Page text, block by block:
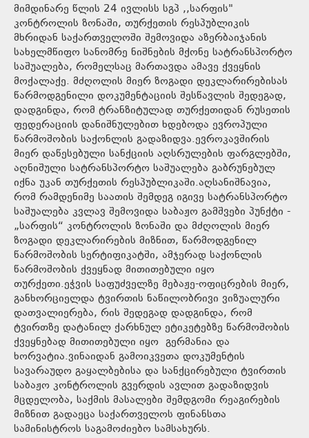
მიმდინარე წლის 24 ივლისს სგპ ,,სარფის"
კონტროლის ზონაში, თურქეთის რესპუბლიკის
მხრიდან საქართველოში შემოვიდა აზერბაიჯანის
სახელმწიფო სანომრე ნიშნების მქონე სატრანსპორტო
საშუალება, რომელსაც მართავდა ამავე ქვეყნის
მოქალაქე. მძღოლის მიერ ზოგადი დეკლარირებისას
წარმოდგენილი დოკუმენტაციის შესწავლის შედეგად,
დადგინდა, რომ ტრანზიტულად თურქეთიდან რუსეთის
ფედერაციის დანიშნულებით ხდებოდა ევროპული
წარმოშობის საქონლის გადაზიდვა.ევროკავშირის
მიერ დაწესებული სანქციის აღსრულების ფარგლებში,
აღნიშული სატრანსპორტო საშუალება გაბრუნებულ
იქნა უკან თურქეთის რესპუბლიკაში.აღსანიშნავია,
რომ რამდენიმე საათის შემდეგ იგივე სატრანსპორტო
საშუალება კვლავ შემოვიდა საბაჟო გამშვები პუნქტი -
„სარფის“ კონტროლის ზონაში და მძღოლის მიერ
ზოგადი დეკლარირების მიზნით, წარმოდგენილ
წარმოშობის სერტიფიკატში, ამჯერად საქონლის
წარმოშობის ქვეყნად მითითებული იყო
თურქეთი.ეჭვის საფუძველზე მებაჟე-ოფიცრების მიერ,
განხორციელდა ტვირთის ნაწილობრივი ვიზუალური
დათვალიერება, რის შედეგად დადგინდა, რომ
ტვირთზე დატანილ ქარხნულ ეტიკეტებზე წარმოშობის
ქვეყნებად მითითებული იყო გერმანია და
ხორვატია.ვინაიდან გამოიკვეთა დოკუმენტის
სავარაუდო გაყალბებისა და სანქცირებული ტვირთის
საბაჟო კონტროლის გვერდის ავლით გადაზიდვის
მცდელობა, საქმის მასალები შემდგომი რეაგირების
მიზნით გადაეცა საქართველოს ფინანსთა
სამინისტროს საგამოძიებო სამსახურს.